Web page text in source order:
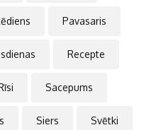
Pavasaris
Recepte
Sacepums
Siers Svētki